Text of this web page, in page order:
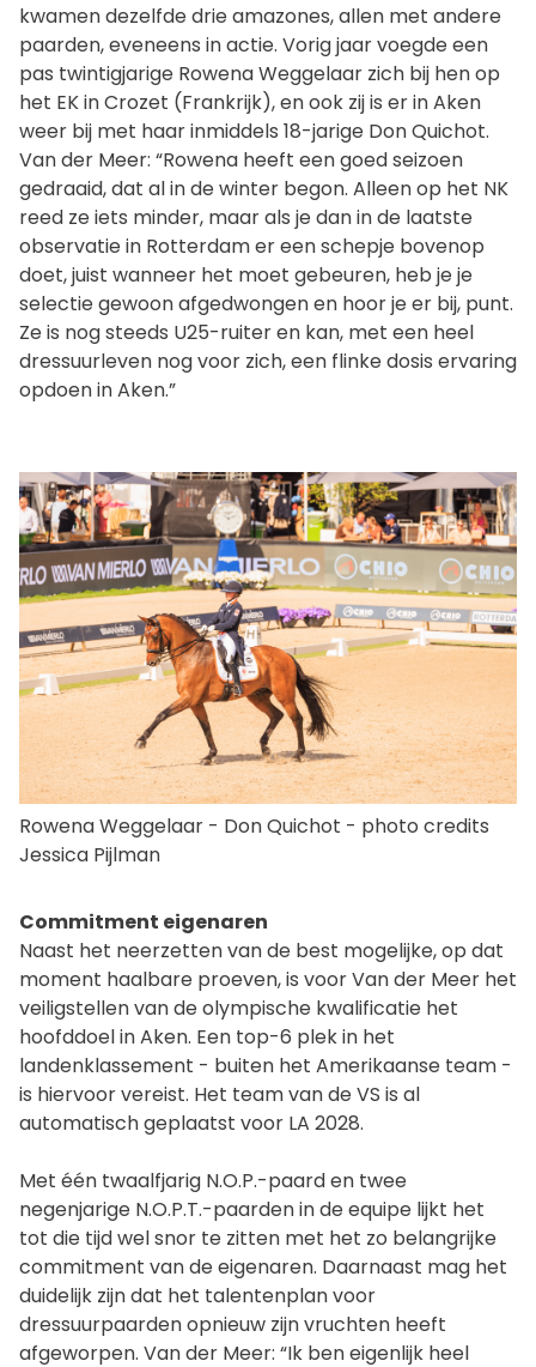
kwamen dezelfde drie amazones, allen met andere
paarden, eveneens in actie. Vorig jaar voegde een
pas twintigjarige Rowena Weggelaar zich bij hen op
het EK in Crozet (Frankrijk), en ook zij is er in Aken
weer bij met haar inmiddels 18-jarige Don Quichot.
Van der Meer: “Rowena heeft een goed seizoen
gedraaid, dat al in de winter begon. Alleen op het NK
reed ze iets minder, maar als je dan in de laatste
observatie in Rotterdam er een schepje bovenop
doet, juist wanneer het moet gebeuren, heb je je
selectie gewoon afgedwongen en hoor je er bij, punt.
Ze is nog steeds U25-ruiter en kan, met een heel
dressuurleven nog voor zich, een flinke dosis ervaring
opdoen in Aken.”
Rowena Weggelaar - Don Quichot - photo credits
Jessica Pijlman
Commitment eigenaren
Naast het neerzetten van de best mogelijke, op dat
moment haalbare proeven, is voor Van der Meer het
veiligstellen van de olympische kwalificatie het
hoofddoel in Aken. Een top-6 plek in het
landenklassement - buiten het Amerikaanse team -
is hiervoor vereist. Het team van de VS is al
automatisch geplaatst voor LA 2028.
Met één twaalfjarig N.O.P.-paard en twee
negenjarige N.O.P.T.-paarden in de equipe lijkt het
tot die tijd wel snor te zitten met het zo belangrijke
commitment van de eigenaren. Daarnaast mag het
duidelijk zijn dat het talentenplan voor
dressuurpaarden opnieuw zijn vruchten heeft
afgeworpen. Van der Meer: “Ik ben eigenlijk heel